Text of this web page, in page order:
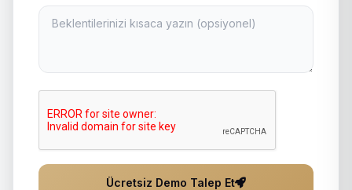
Ücretsiz Demo Talep Et